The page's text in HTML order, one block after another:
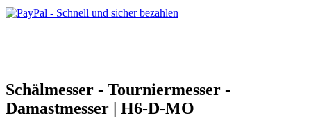
Schälmesser - Tourniermesser -
Damastmesser | H6-D-MO